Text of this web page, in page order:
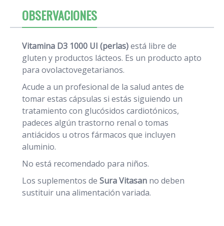
OBSERVACIONES
Vitamina D3 1000 UI (perlas)está libre de
gluten y productos lácteos. Es un producto apto
para ovolactovegetarianos.
Acude a un profesional de la salud antes de
tomar estas cápsulas si estás siguiendo un
tratamiento con glucósidos cardiotónicos,
padeces algún trastorno renal o tomas
antiácidos u otros fármacos que incluyen
aluminio.
No está recomendado para niños.
Los suplementos de Sura Vitasan no deben
sustituir una alimentación variada.